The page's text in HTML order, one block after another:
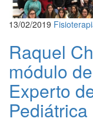
13/02/2019
Raquel
módulo
Experto